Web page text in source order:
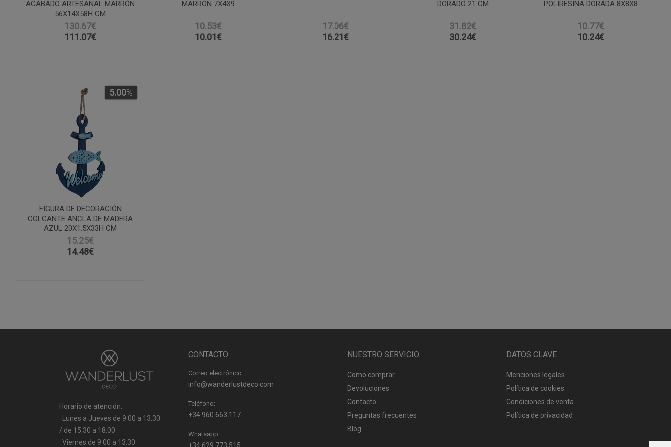
ACABADO ARTESANAL MARRÓN
56X14X58H CM
130.67€
111.07€
MARRÓN 7X4X9
10.53€
10.01€
17.06€
16.21€
DORADO 21 CM
31.82€
30.24€
POLIRESINA DORADA 8X8X8
10.77€
10.24€
FIGURA DE DECORACIÓN
COLGANTE ANCLA DE MADERA
AZUL 20X1.5X33H CM
15.25€
5.00%
14.48€
Horario de atención:
· Lunes a Jueves de 9:00 a 13:30
/ de 15:30 a 18:00
· Viernes de 9:00 a 13:30
CONTACTO
Correo electrónico:
info@wanderlustdeco.com
Teléfono:
+34 960 663 117
Whatsapp:
+34 629 773 515
NUESTRO SERVICIO
Como comprar
Devoluciones
Contacto
Preguntas frecuentes
Blog
DATOS CLAVE
Menciones legales
Política de cookies
Condiciones de venta
Política de privacidad